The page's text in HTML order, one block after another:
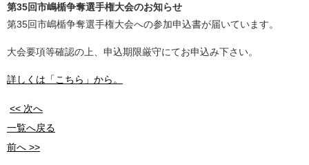
第35回市嶋楯争奪選手権大会のお知らせ
第35回市嶋楯争奪選手権大会への参加申込書が届いています。
大会要項等確認の上、申込期限厳守にてお申込み下さい。
詳しくは「こちら」から。
<< 次へ
一覧へ戻る
前へ >>